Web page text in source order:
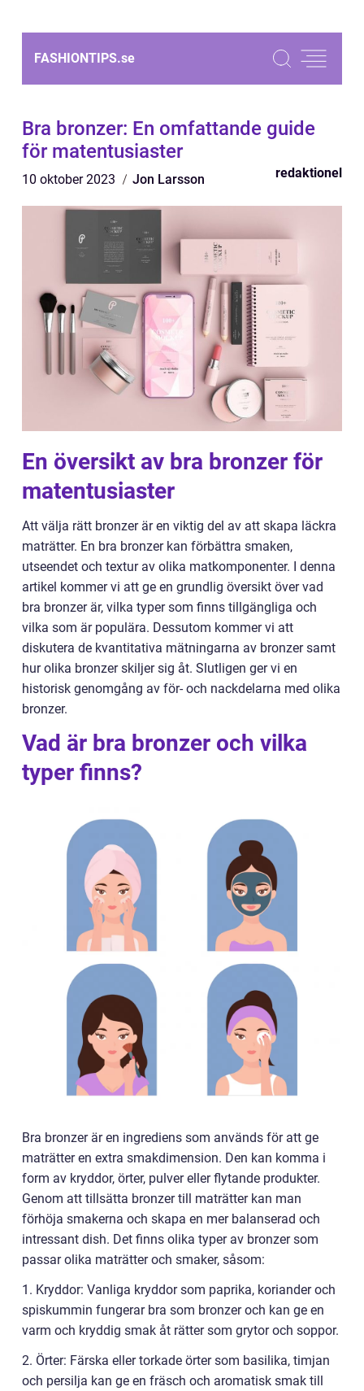
FASHIONTIPS.se
Bra bronzer: En omfattande guide
för matentusiaster
10 oktober 2023 Jon Larsson redaktionel
En översikt av bra bronzer för
matentusiaster
Att välja rätt bronzer är en viktig del av att skapa läckra
maträtter. En bra bronzer kan förbättra smaken,
utseendet och textur av olika matkomponenter. I denna
artikel kommer vi att ge en grundlig översikt över vad
bra bronzer är, vilka typer som finns tillgängliga och
vilka som är populära. Dessutom kommer vi att
diskutera de kvantitativa mätningarna av bronzer samt
hur olika bronzer skiljer sig åt. Slutligen ger vi en
historisk genomgång av för- och nackdelarna med olika
bronzer.
Vad är bra bronzer och vilka
typer finns?
Bra bronzer är en ingrediens som används för att ge
maträtter en extra smakdimension. Den kan komma i
form av kryddor, örter, pulver eller flytande produkter.
Genom att tillsätta bronzer till maträtter kan man
förhöja smakerna och skapa en mer balanserad och
intressant dish. Det finns olika typer av bronzer som
passar olika maträtter och smaker, såsom:
1. Kryddor: Vanliga kryddor som paprika, koriander och
spiskummin fungerar bra som bronzer och kan ge en
varm och kryddig smak åt rätter som grytor och soppor.
2. Örter: Färska eller torkade örter som basilika, timjan
och persilja kan ge en fräsch och aromatisk smak till